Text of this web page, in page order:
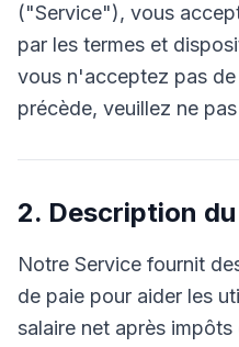
("Service"), vous
par les termes et
vous n'acceptez pas
précède, veuillez ne
2. Description
Notre Service fournit
de paie pour aider les
salaire net après